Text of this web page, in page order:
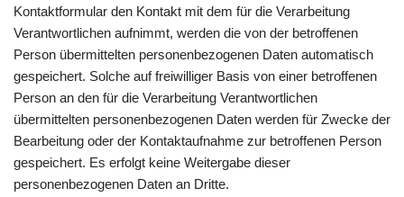
Kontaktformular den Kontakt mit dem für die Verarbeitung
Verantwortlichen aufnimmt, werden die von der betroffenen
Person übermittelten personenbezogenen Daten automatisch
gespeichert. Solche auf freiwilliger Basis von einer betroffenen
Person an den für die Verarbeitung Verantwortlichen
übermittelten personenbezogenen Daten werden für Zwecke der
Bearbeitung oder der Kontaktaufnahme zur betroffenen Person
gespeichert. Es erfolgt keine Weitergabe dieser
personenbezogenen Daten an Dritte.